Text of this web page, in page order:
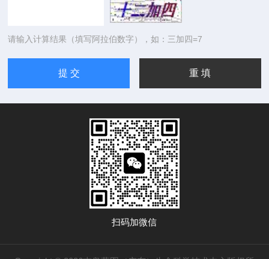
请输入计算结果（填写阿拉伯数字），如：三加四=7
扫码加微信